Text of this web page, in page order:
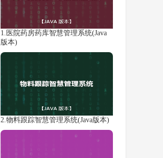
1.医院药房药库智慧管理系统(Java
版本)
2.物料跟踪智慧管理系统(Java版本)